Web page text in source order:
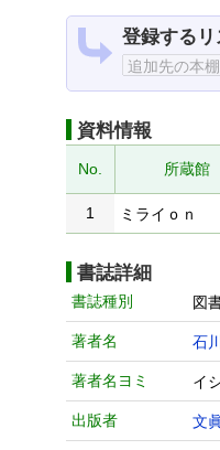
登録するリ
資料情報
No. 所蔵館
1 ミライｏｎ
書誌詳細
書誌種別 図
著者名 石
著者名ヨミ イ
出版者 文